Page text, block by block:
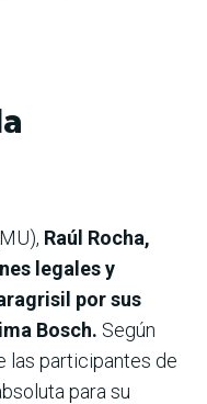
Raúl Rocha,
legales y
por sus
Bosch. Según
las participantes de
para su